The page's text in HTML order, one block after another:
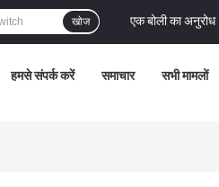
एक बोली का अनुरोध
खोज
हमसे संपर्क करें समाचार सभी मामलों